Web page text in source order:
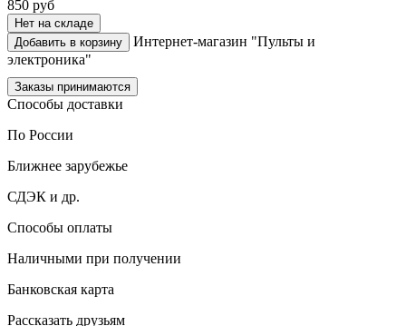
850 руб
Нет на складе
Добавить в корзину
Интернет-магазин "Пульты и
электроника"
Заказы принимаются
Способы доставки
По России
Ближнее зарубежье
СДЭК и др.
Способы оплаты
Наличными при получении
Банковская карта
Рассказать друзьям